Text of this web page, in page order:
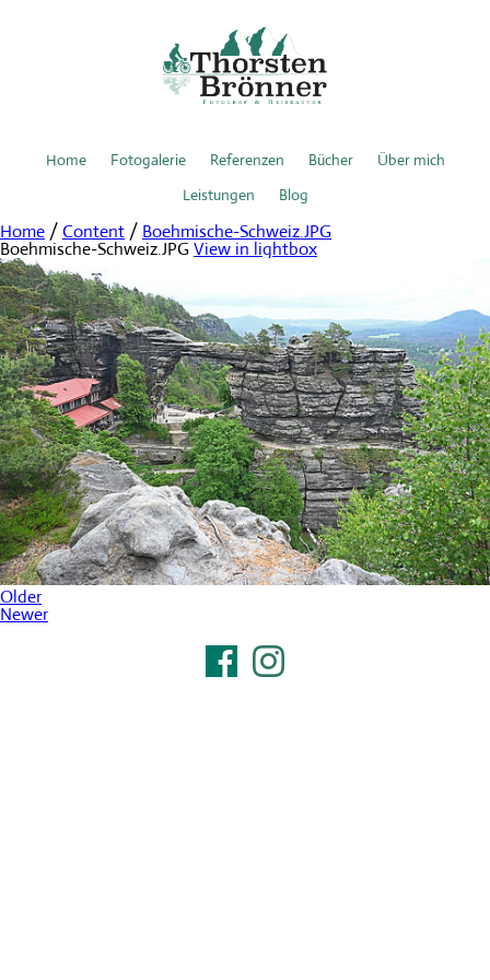
Home Fotogalerie Referenzen Bücher
Über mich
Leistungen
Blog
Home /Content / Boehmische-Schweiz.JPG
Boehmische-Schweiz.JPGView in lightbox
Older
Newer